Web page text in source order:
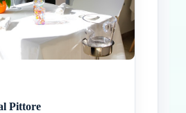
Pittore